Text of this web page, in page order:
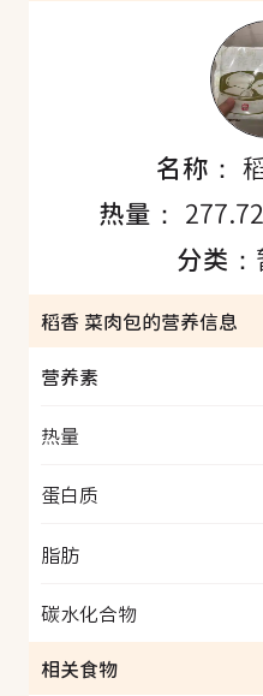
名称：
热量：
分类：
稻香 菜肉包的营养信息
营养素
热量
蛋白质
脂肪
碳水化合物
相关食物